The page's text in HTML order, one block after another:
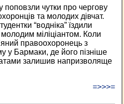
чутки про чергову
та молодих дівчат.
“водніка” їздили
молодим міліціантом. Коли
правоохоронець з
у Бармаки, де його пізніше
залишив напризволяще
=>>>=